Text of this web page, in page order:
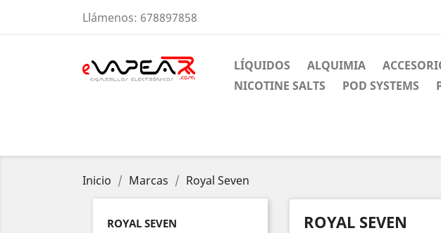
Llámenos: 678897858
LÍQUIDOS ALQUIMIA
NICOTINE SALTS
POD SYSTEMS
Inicio Marcas Royal Seven
ROYAL SEVEN ROYAL SEVEN